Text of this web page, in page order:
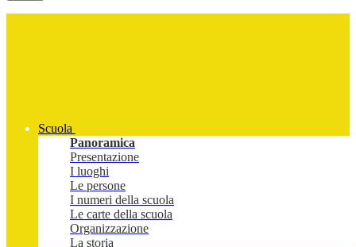
Scuola
Panoramica
Presentazione
I luoghi
Le persone
I numeri della scuola
Le carte della scuola
Organizzazione
La storia